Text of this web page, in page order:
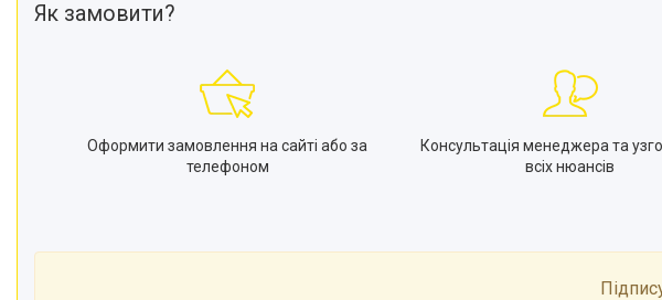
Як замовити?
Оформити замовлення на сайті або за
телефоном
Консультація менеджера та
всіх нюансів